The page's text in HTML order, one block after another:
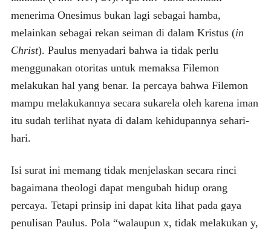
menerima Onesimus bukan lagi sebagai hamba,
melainkan sebagai rekan seiman di dalam Kristus (in
Christ). Paulus menyadari bahwa ia tidak perlu
menggunakan otoritas untuk memaksa Filemon
melakukan hal yang benar. Ia percaya bahwa Filemon
mampu melakukannya secara sukarela oleh karena iman
itu sudah terlihat nyata di dalam kehidupannya sehari-
hari.
Isi surat ini memang tidak menjelaskan secara rinci
bagaimana theologi dapat mengubah hidup orang
percaya. Tetapi prinsip ini dapat kita lihat pada gaya
penulisan Paulus. Pola “walaupun x, tidak melakukan y,